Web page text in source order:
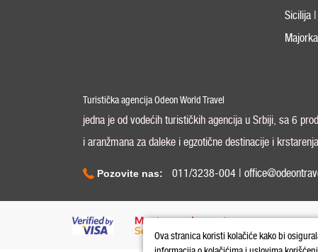
Sicilija
Turistička agencija Odeon World Travel
jedna je od vodećih turističkih agencija u Srbiji, sa 6
i aranžmana za daleke i egzotične destinacije i
Pozovite nas: 011/3238-004 |
Ova stranica koristi kolačiće kako bi